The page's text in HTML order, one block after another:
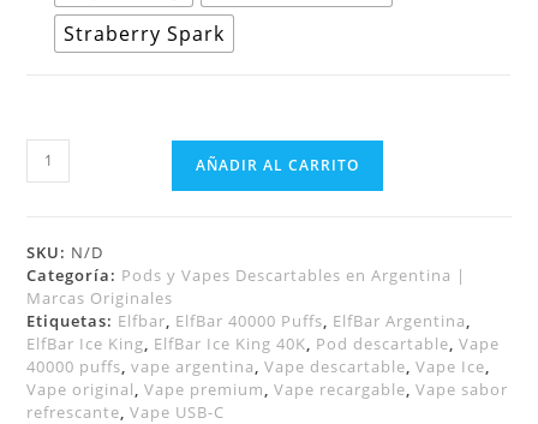
Straberry Spark
AÑADIR AL CARRITO
SKU: N/D
Categoría: Pods y Vapes Descartables en Argentina |
Marcas Originales
Etiquetas: Elfbar, ElfBar 40000 Puffs, ElfBar Argentina,
ElfBar Ice King, ElfBar Ice King 40K, Pod descartable,Vape
40000 puffs,vape argentina,Vape descartable,Vape Ice,
Vape original,Vape premium,Vape recargable,Vape sabor
refrescante,Vape USB-C